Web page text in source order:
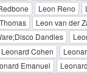
Leon Reno
Leon van der
Dandies
Leonard Cohen
Emanuel